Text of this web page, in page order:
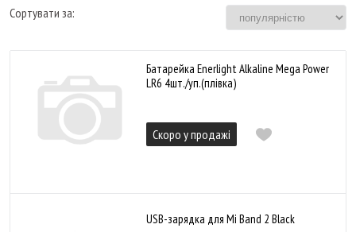
Сортувати за:
Батарейка Enerlight Alkaline Mega Power
LR6 4шт./уп.(плівка)
Скоро у продажі
USB-зарядка для Mi Band 2 Black